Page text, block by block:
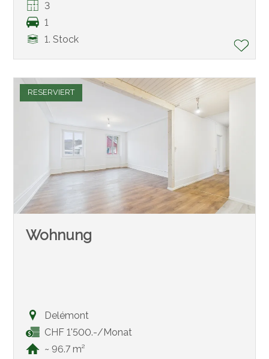
3
1
1. Stock
RESERVIERT
Wohnung
Delémont
CHF 1'500.-/Monat
~ 96.7 m²